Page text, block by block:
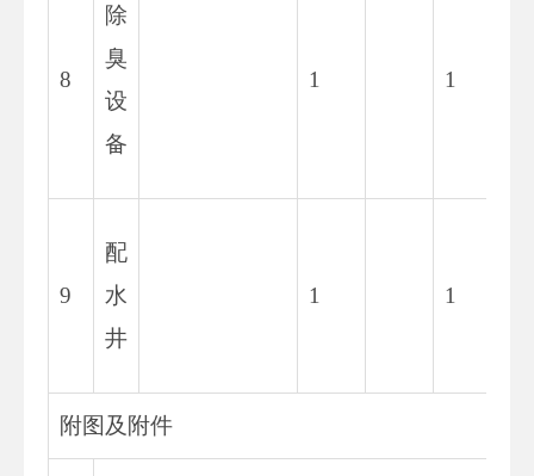
8
除
臭
设
备
1 1
9
配
水
井
1 1
附图及附件